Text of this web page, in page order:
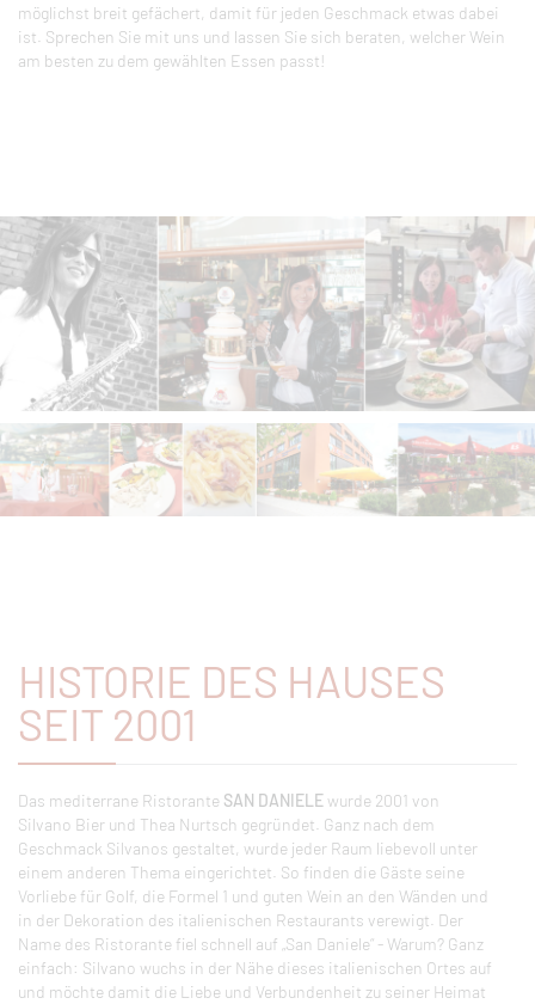
möglichst breit gefächert, damit für jeden Geschmack etwas dabei
ist. Sprechen Sie mit uns und lassen Sie sich beraten, welcher Wein
am besten zu dem gewählten Essen passt!
HISTORIE DES HAUSES
SEIT 2001
Das mediterrane Ristorante SAN DANIELE wurde 2001 von
Silvano Bier und Thea Nurtsch gegründet. Ganz nach dem
Geschmack Silvanos gestaltet, wurde jeder Raum liebevoll unter
einem anderen Thema eingerichtet. So finden die Gäste seine
Vorliebe für Golf, die Formel 1 und guten Wein an den Wänden und
in der Dekoration des italienischen Restaurants verewigt. Der
Name des Ristorante fiel schnell auf „San Daniele“ - Warum? Ganz
einfach: Silvano wuchs in der Nähe dieses italienischen Ortes auf
und möchte damit die Liebe und Verbundenheit zu seiner Heimat